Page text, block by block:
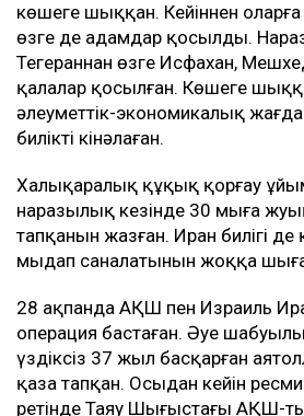
көшеге шыққан. Кейіннен оларға
өзге де адамдар қосылды.
Тегераннан өзге Исфахан,
қалалар қосылған. Көшеге
әлеуметтік-экономикалық
билікті кінәлаған.
Халықаралық құқық қорғау
наразылық кезінде 30 мыңға
тапқанын жазған. Иран билігі де
мыңдап саналатынын жоққа
28 ақпанда АҚШ пен Израиль
операция бастаған. Әуе шабуылы
үздіксіз 37 жыл басқарған
қаза тапқан. Осыдан кейін
ретінде Таяу Шығыстағы АҚШ-